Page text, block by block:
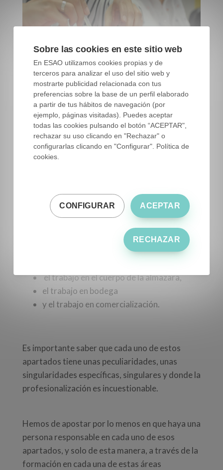
Alumnos en formación de Cata de AOV de ESAO. Banco
de imágenes ESAO
de oliva virgen ideal sería aquella que
consiguiera cuanto menos distinguir entre:
el trabajo de campo, en el olivar
el trabajo en el cuerpo de la almazara,
el trabajo en bodega
y el trabajo en comercialización.
Es importante saber que cada uno de estos
apartados tiene unas peculiaridades, unas
singularidades específicas, singulares y donde la
profesionalización es incuestionable.
Hemos de apostar por lo menos en que haya una
persona responsable en cada uno de esos
apartados, y solo de esta manera, a través de la
formación en cada una de estas áreas
Sobre las cookies en este sitio web
En ESAO utilizamos cookies propias y de
terceros para analizar el uso del sitio web y
mostrarte publicidad relacionada con tus
preferencias sobre la base de un perfil elaborado
a partir de tus hábitos de navegación (por
ejemplo, páginas visitadas). Puedes aceptar
todas las cookies pulsando el botón “ACEPTAR",
rechazar su uso clicando en "Rechazar" o
configurarlas clicando en "Configurar". Política de
cookies.
ACEPTAR
CONFIGURAR
RECHAZAR